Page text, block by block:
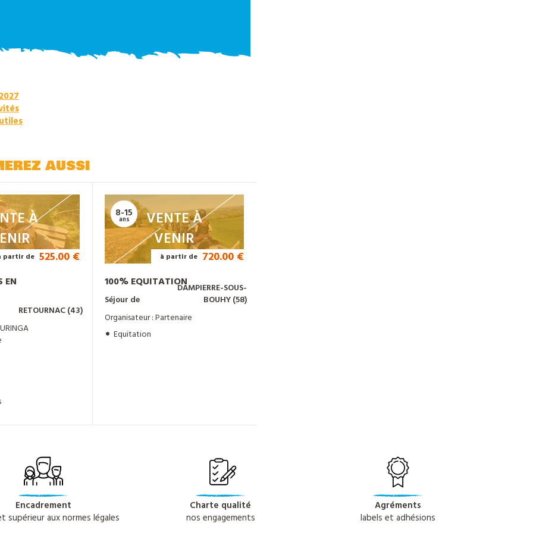
aussi
À
partir de 525.00 €
EN
RETOURNAC (43)
VENTE À
VENIR
8-15
ans
à partir de 720.00 €
100% EQUITATION
Séjour de
DAMPIERRE-SOUS-
BOUHY (58)
Organisateur : Partenaire
Equitation
Encadrement
supérieur aux normes légales
Charte qualité
nos engagements
Agréments
labels et adhésions